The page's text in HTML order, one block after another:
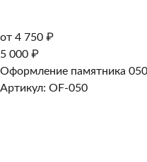
от 4 750 ₽
5 000 ₽
Оформление памятника 050
Артикул: OF-050